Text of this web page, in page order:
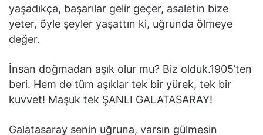
yaşadıkça, başarılar gelir geçer, asaletin bize
yeter, öyle şeyler yaşattın ki, uğrunda ölmeye
değer.
İnsan doğmadan aşık olur mu? Biz olduk.1905’ten
beri. Hem de tüm aşıklar tek bir yürek, tek bir
kuvvet! Maşuk tek ŞANLI GALATASARAY!
Galatasaray senin uğruna, varsın gülmesin